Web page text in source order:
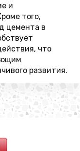
и
того,
цемента в
что
развития.